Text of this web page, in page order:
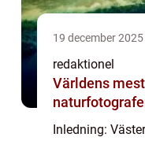
19 december 2025
redaktionel
Världens
Inledning: